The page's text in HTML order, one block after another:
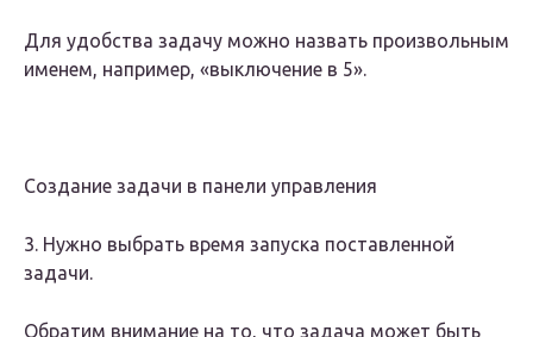
Для удобства задачу можно назвать произвольным
именем, например, «выключение в 5».
Создание задачи в панели управления
3. Нужно выбрать время запуска поставленной
задачи.
Обратим внимание на то, что задача может быть